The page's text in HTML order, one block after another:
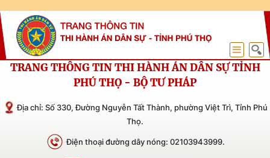
TRANG THÔNG TIN THI HÀNH ÁN DÂN SỰ TỈNH
PHÚ THỌ - BỘ TƯ PHÁP
Địa chỉ: Số 330, Đường Nguyễn Tất Thành, phường Việt Trì, Tỉnh Phú
Thọ.
Điện thoại đường dây nóng: 02103943999.